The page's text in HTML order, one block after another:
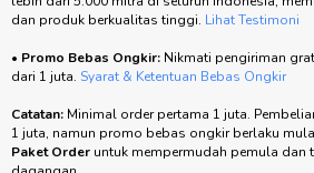
•Harga Termurah Dijamin:Kami selalu
di pasar. Anda bisa membandingkan harga
kami yakin Anda akan kembali ke kami untuk
Lihat Pricelist Sparepart| Lihat Pricelist Variasi
Garansi Produk Resmi:
Setiap produk yang
oleh garansi resmi, memberikan Anda rasa
Syarat & Ketentuan Garansi